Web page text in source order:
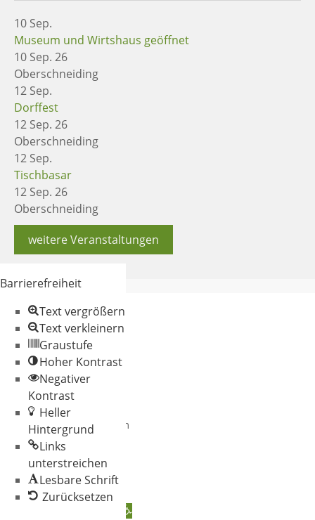
10 Sep.
Museum und Wirtshaus geöffnet
10 Sep. 26
Oberschneiding
12 Sep.
Dorffest
12 Sep. 26
Oberschneiding
12 Sep.
Tischbasar
12 Sep. 26
Oberschneiding
weitere Veranstaltungen
© 2026 Gemeinde
Oberschneiding
Datenschutz
Impressum
Barrierefreiheit
Text vergrößern
Text verkleinern
Graustufe
Hoher Kontrast
Negativer
Kontrast
Heller
Hintergrund
Links
unterstreichen
Lesbare Schrift
Zurücksetzen